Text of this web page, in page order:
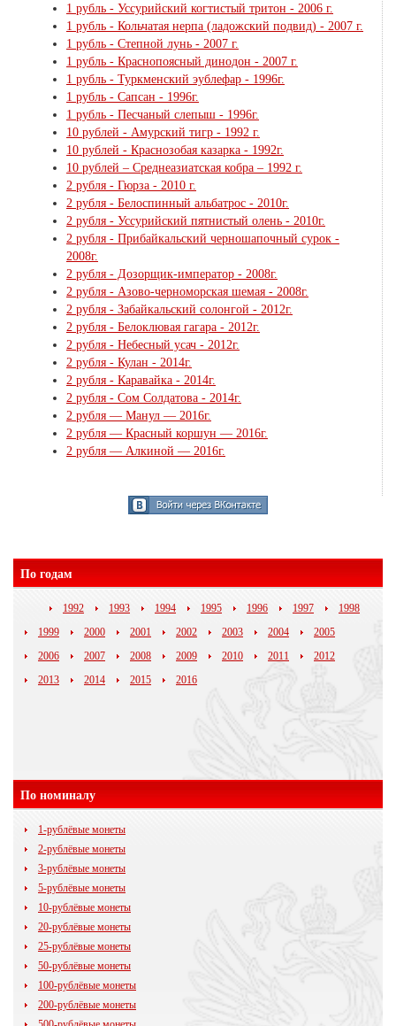
1 рубль - Уссурийский когтистый тритон - 2006 г.
1 рубль - Кольчатая нерпа (ладожский подвид) - 2007 г.
1 рубль - Степной лунь - 2007 г.
1 рубль - Краснопоясный динодон - 2007 г.
1 рубль - Туркменский эублефар - 1996г.
1 рубль - Сапсан - 1996г.
1 рубль - Песчаный слепыш - 1996г.
10 рублей - Амурский тигр - 1992 г.
10 рублей - Краснозобая казарка - 1992г.
10 рублей – Среднеазиатская кобра – 1992 г.
2 рубля - Гюрза - 2010 г.
2 рубля - Белоспинный альбатрос - 2010г.
2 рубля - Уссурийский пятнистый олень - 2010г.
2 рубля - Прибайкальский черношапочный сурок -
2008г.
2 рубля - Дозорщик-император - 2008г.
2 рубля - Азово-черноморская шемая - 2008г.
2 рубля - Забайкальский солонгой - 2012г.
2 рубля - Белоклювая гагара - 2012г.
2 рубля - Небесный усач - 2012г.
2 рубля - Кулан - 2014г.
2 рубля - Каравайка - 2014г.
2 рубля - Сом Солдатова - 2014г.
2 рубля — Манул — 2016г.
2 рубля — Красный коршун — 2016г.
2 рубля — Алкиной — 2016г.
По годам
1992 1993 1994 1995 1996 1997
1998
1999
2000 2001 2002 2003 2004
2005
2006
2007 2008 2009 2010 2011
2012
2013
2014 2015 2016
По номиналу
1-рублёвые монеты
2-рублёвые монеты
3-рублёвые монеты
5-рублёвые монеты
10-рублёвые монеты
20-рублёвые монеты
25-рублёвые монеты
50-рублёвые монеты
100-рублёвые монеты
200-рублёвые монеты